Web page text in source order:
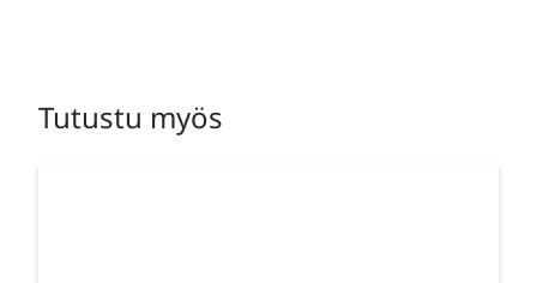
Tutustu myös